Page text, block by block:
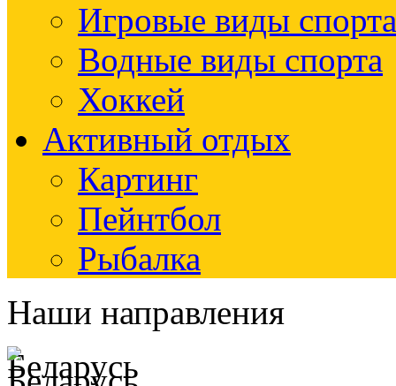
Игровые виды спорта
Водные виды спорта
Хоккей
Активный отдых
Картинг
Пейнтбол
Рыбалка
Наши направления
Беларусь